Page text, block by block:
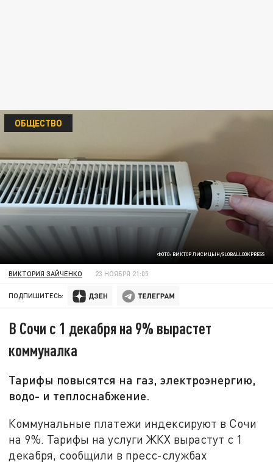
ФОТО: ВИКТОР ЛИСИЦЫН/GLOBALLOOKPRESS
ОБЩЕСТВО
ВИКТОРИЯ ЗАЙЧЕНКО 23 НОЯБРЯ 21:05
ПОДПИШИТЕСЬ:
В Сочи с 1 декабря на 9% вырастет
коммуналка
Тарифы повысятся на газ, электроэнергию,
водо- и теплоснабжение.
Коммунальные платежи индексируют в Сочи
на 9%. Тарифы на услуги ЖКХ вырастут с 1
декабря, сообщили в пресс-службах